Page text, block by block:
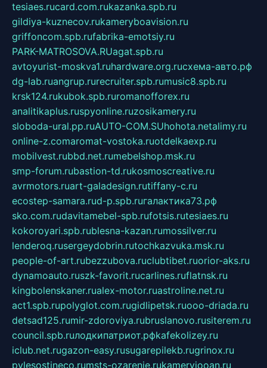
tesiaes.rucard.com.rukazanka.spb.ru
gildiya-kuznecov.rukameryboavision.ru
griffoncom.spb.rufabrika-emotsiy.ru
PARK-MATROSOVA.RUagat.spb.ru
avtoyurist-moskva1.ruhardware.org.ruсхема-авто.рф
dg-lab.ruangrup.rurecruiter.spb.rumusic8.spb.ru
krsk124.rukubok.spb.ruromanofforex.ru
analitikaplus.ruspyonline.ruzosikamery.ru
sloboda-ural.pp.ruAUTO-COM.SUhohota.netalimy.ru
online-z.comaromat-vostoka.ruotdelkaexp.ru
mobilvest.rubbd.net.rumebelshop.msk.ru
smp-forum.rubastion-td.rukosmoscreative.ru
avrmotors.ruart-galadesign.rutiffany-c.ru
ecostep-samara.rud-p.spb.ruгалактика73.рф
sko.com.rudavitamebel-spb.rufotsis.rutesiaes.ru
kokoroyari.spb.rublesna-kazan.rumossilver.ru
lenderoq.rusergeydobrin.rutochkazvuka.msk.ru
people-of-art.rubezzubova.ruclubtibet.ruorior-aks.ru
dynamoauto.ruszk-favorit.rucarlines.ruflatnsk.ru
kingbolenskaner.rualex-motor.ruastroline.net.ru
act1.spb.rupolyglot.com.rugidlipetsk.ruooo-driada.ru
detsad125.rumir-zdoroviya.rubruslanovo.rusiterem.ru
council.spb.ruлодкипатриот.рфkafekolizey.ru
iclub.net.rugazon-easy.rusugarepilekb.rugrinox.ru
pylesostineco.rumsts-ozarenie.rukameryjooan.ru